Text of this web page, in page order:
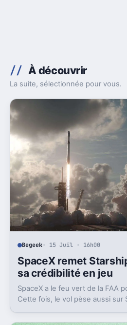
À découvrir
La suite, sélectionnée pour vous.
Begeek· 15 Juil · 16h00
SpaceX remet
sa crédibilité en jeu
SpaceX a le feu vert de la FAA
Cette fois, le vol pèse aussi sur